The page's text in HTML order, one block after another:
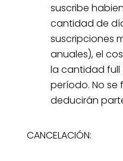
suscribe
cantidad de
suscripciones
anuales), el
la cantidad
período. No se
deducirán
CANCELACIÓN: